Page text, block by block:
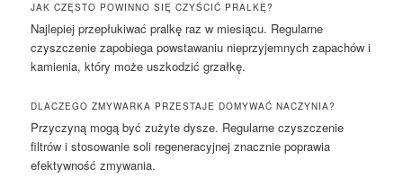
JAK CZĘSTO POWINNO SIĘ CZYŚCIĆ PRALKĘ?
Najlepiej przepłukiwać pralkę raz w miesiącu. Regularne
czyszczenie zapobiega powstawaniu nieprzyjemnych zapachów i
kamienia, który może uszkodzić grzałkę.
DLACZEGO ZMYWARKA PRZESTAJE DOMYWAĆ NACZYNIA?
Przyczyną mogą być zużyte dysze. Regularne czyszczenie
filtrów i stosowanie soli regeneracyjnej znacznie poprawia
efektywność zmywania.